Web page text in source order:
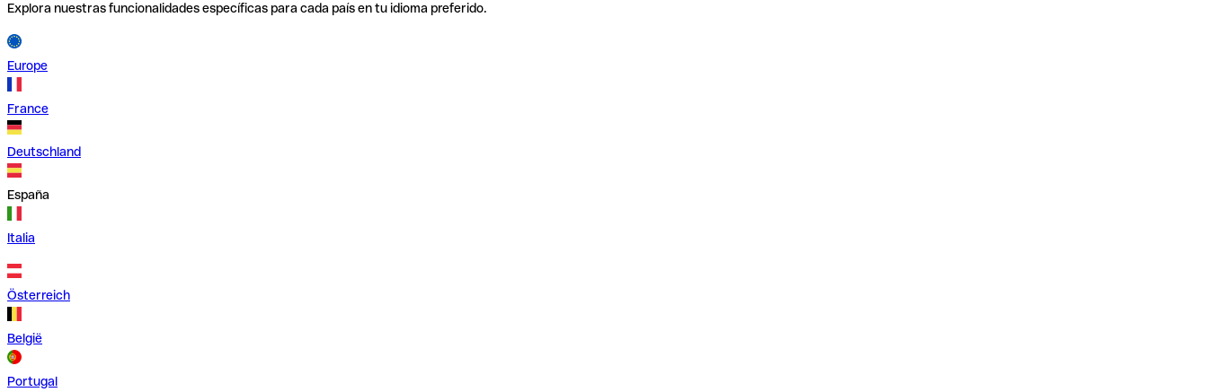
Explora nuestras funcionalidades específicas para cada país en tu idioma preferido.
Europe
France
Deutschland
España
Italia
Österreich
België
Portugal